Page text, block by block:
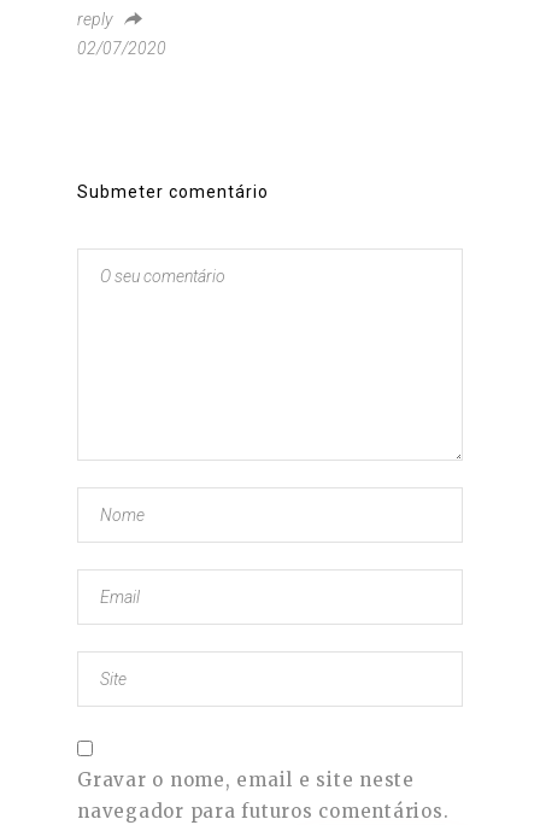
reply
02/07/2020
Submeter comentário
Gravar o nome, email e site neste
navegador para futuros comentários.